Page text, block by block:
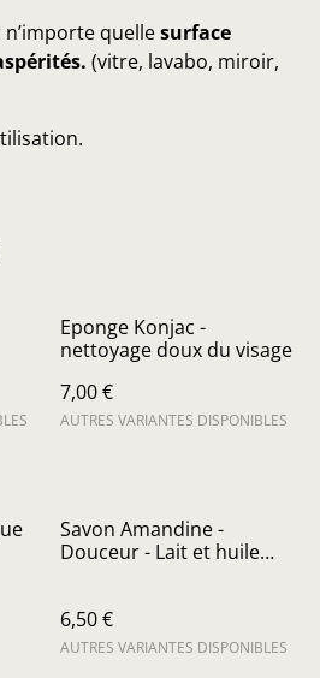
quellesurface
(vitre, lavabo, miroir,
Eponge Konjac -
nettoyage doux du visage
7,00 €
AUTRES VARIANTES DISPONIBLES
Savon Amandine -
Douceur - Lait et huile
6,50 €
AUTRES VARIANTES DISPONIBLES